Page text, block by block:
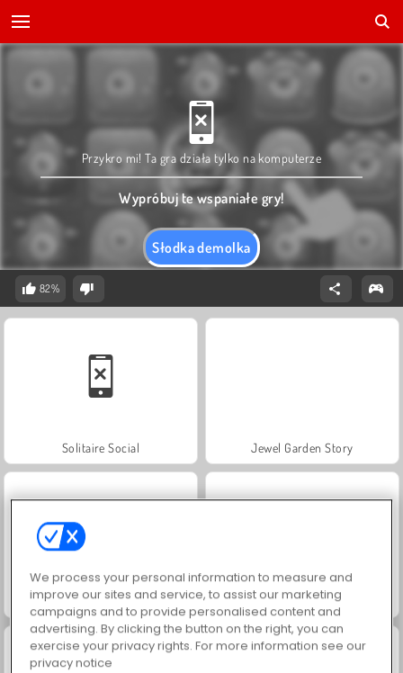
Słodka demolka
Przykro mi! Ta gra działa tylko na komputerze
Wypróbuj te wspaniałe gry!
82%
Solitaire Social Jewel Garden Story
Grand Mahjong Connect Juice Merge
We process your personal information to measure and
improve our sites and service, to assist our marketing
campaigns and to provide personalised content and
advertising. By clicking the button on the right, you can
exercise your privacy rights. For more information see our
privacy notice